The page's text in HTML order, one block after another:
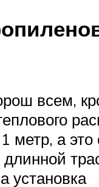
всем,
метр, а это
установка